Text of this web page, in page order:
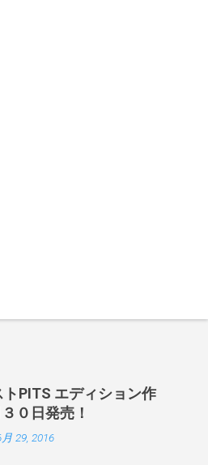
PITS エディション作
０日発売！
29, 2016